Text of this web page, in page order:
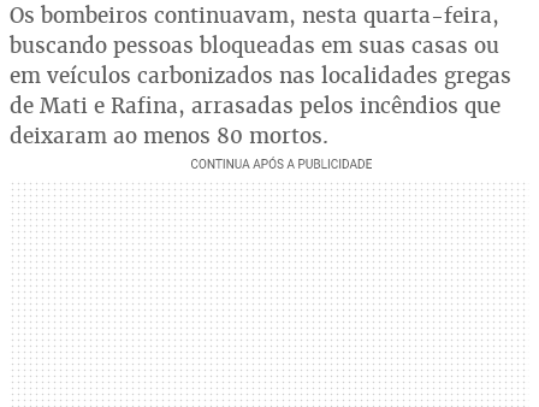
Os bombeiros continuavam, nesta quarta-feira,
buscando pessoas bloqueadas em suas casas ou
em veículos carbonizados nas localidades gregas
de Mati e Rafina, arrasadas pelos incêndios que
deixaram ao menos 80 mortos.